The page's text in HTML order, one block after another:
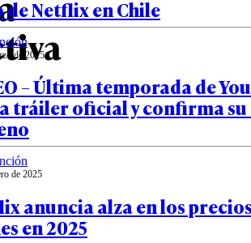
de Netflix en Chile
de 2025
– Última temporada de
tráiler oficial y confirma su
de 2025
anuncia alza en los
en 2025